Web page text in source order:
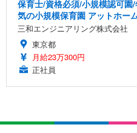
保育士/資格必須/小規模認可
気の小規模保育園 アットホー
三和エンジニアリング株式会社
東京都
月給23万300円
正社員